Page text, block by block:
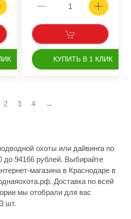
КУПИТЬ В 1 КЛИК
2 3 4 →
охоты или дайвинга по
до 94166 рублей. Выбирайте
магазина в Краснодаре в
Доставка по всей
мы отобрали для вас
шт.